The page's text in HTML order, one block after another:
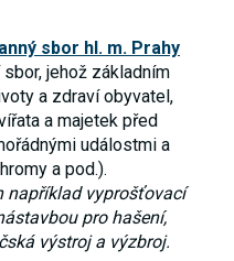
sbor hl. m. Prahy
jehož základním
a zdraví obyvatel,
a majetek před
událostmi a
a pod.).
například vyprošťovací
pro hašení,
výstroj a výzbroj.